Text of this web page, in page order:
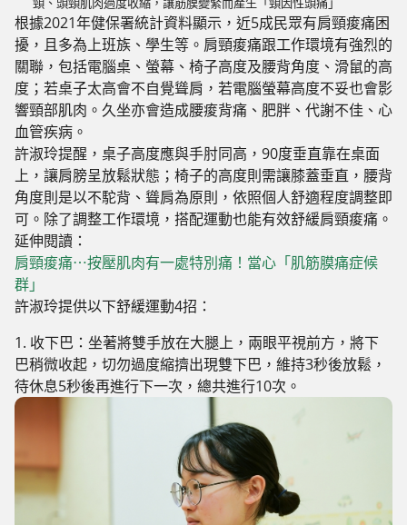
根據2021年健保署統計資料顯示，近5成民眾有肩頸痠痛困
擾，且多為上班族、學生等。 肩頸痠痛跟工作環境有強烈的
關聯，包括電腦桌、螢幕、椅子高度及腰背角度、滑鼠的高
度；若桌子太高會不自覺聳肩，若電腦螢幕高度不妥也會影
響頸部肌肉。 久坐亦會造成腰痠背痛、肥胖、代謝不佳、心
血管疾病。
許淑玲提醒， 桌子高度應與手肘同高，90度垂直靠在桌面
上，讓肩膀呈放鬆狀態；椅子的高度則需讓膝蓋垂直，腰背
角度則是以不駝背、聳肩為原則，依照個人舒適程度調整即
可。 除了調整工作環境，搭配運動也能有效舒緩肩頸痠痛。
延伸閱讀：
肩頸痠痛⋯按壓肌肉有一處特別痛！當心「肌筋膜痛症候
群」
許淑玲提供以下舒緩運動4招：
1. 收下巴： 坐著將雙手放在大腿上，兩眼平視前方，將下
巴稍微收起，切勿過度縮擠出現雙下巴，維持3秒後放鬆，
待休息5秒後再進行下一次，總共進行10次。